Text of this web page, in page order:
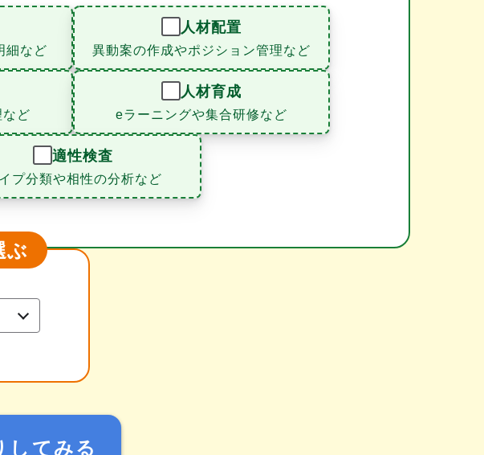
細など
人材配置
異動案の作成やポジション管理など
ど
人材育成
eラーニングや集合研修など
適性検査
プ分類や相性の分析など
ぶ
してみる